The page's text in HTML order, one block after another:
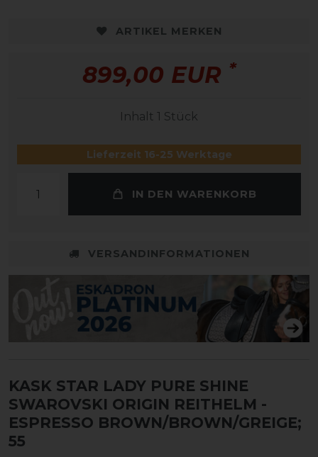
ARTIKEL MERKEN
899,00 EUR *
Inhalt 1 Stück
Lieferzeit 16-25 Werktage
IN DEN WARENKORB
VERSANDINFORMATIONEN
KASK STAR LADY PURE SHINE
SWAROVSKI ORIGIN REITHELM -
ESPRESSO BROWN/BROWN/GREIGE;
55